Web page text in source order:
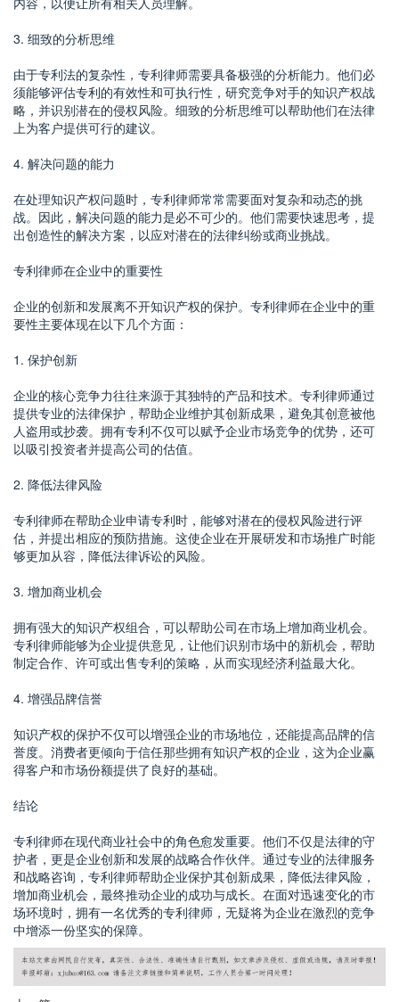
3. 细致的分析思维
由于专利法的复杂性，专利律师需要具备极强的分析能力。他们必
须能够评估专利的有效性和可执行性，研究竞争对手的知识产权战
略，并识别潜在的侵权风险。细致的分析思维可以帮助他们在法律
上为客户提供可行的建议。
4. 解决问题的能力
在处理知识产权问题时，专利律师常常需要面对复杂和动态的挑
战。因此，解决问题的能力是必不可少的。他们需要快速思考，提
出创造性的解决方案，以应对潜在的法律纠纷或商业挑战。
专利律师在企业中的重要性
企业的创新和发展离不开知识产权的保护。专利律师在企业中的重
要性主要体现在以下几个方面：
1. 保护创新
企业的核心竞争力往往来源于其独特的产品和技术。专利律师通过
提供专业的法律保护，帮助企业维护其创新成果，避免其创意被他
人盗用或抄袭。拥有专利不仅可以赋予企业市场竞争的优势，还可
以吸引投资者并提高公司的估值。
2. 降低法律风险
专利律师在帮助企业申请专利时，能够对潜在的侵权风险进行评
估，并提出相应的预防措施。这使企业在开展研发和市场推广时能
够更加从容，降低法律诉讼的风险。
3. 增加商业机会
拥有强大的知识产权组合，可以帮助公司在市场上增加商业机会。
专利律师能够为企业提供意见，让他们识别市场中的新机会，帮助
制定合作、许可或出售专利的策略，从而实现经济利益最大化。
4. 增强品牌信誉
知识产权的保护不仅可以增强企业的市场地位，还能提高品牌的信
誉度。消费者更倾向于信任那些拥有知识产权的企业，这为企业赢
得客户和市场份额提供了良好的基础。
结论
专利律师在现代商业社会中的角色愈发重要。他们不仅是法律的守
护者，更是企业创新和发展的战略合作伙伴。通过专业的法律服务
和战略咨询，专利律师帮助企业保护其创新成果，降低法律风险，
增加商业机会，最终推动企业的成功与成长。在面对迅速变化的市
场环境时，拥有一名优秀的专利律师，无疑将为企业在激烈的竞争
中增添一份坚实的保障。